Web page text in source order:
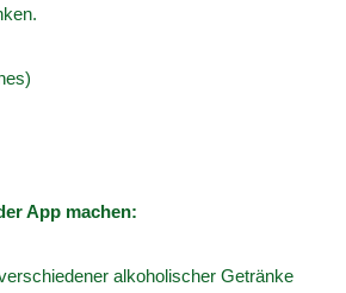
App machen:
alkoholischer Getränke